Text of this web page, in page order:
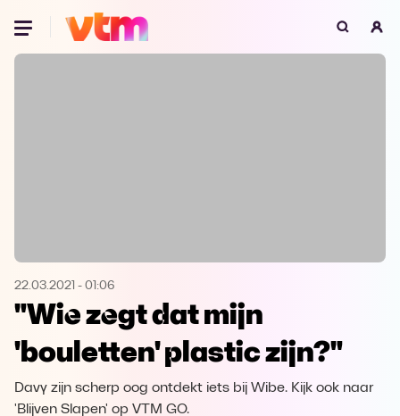
Oeps, browser niet ondersteund
Microsoft Edge
Opera Download
22.03.2021 - 01:06
"Wie zegt dat mijn
'bouletten' plastic zijn?"
Davy zijn scherp oog ontdekt iets bij Wibe. Kijk ook naar
'Blijven Slapen' op VTM GO.